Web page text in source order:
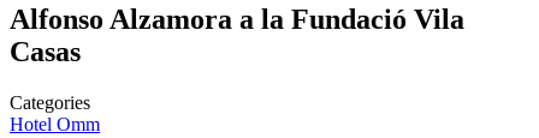
Alfonso Alzamora a la Fundació Vila
Casas
Categories
Hotel Omm